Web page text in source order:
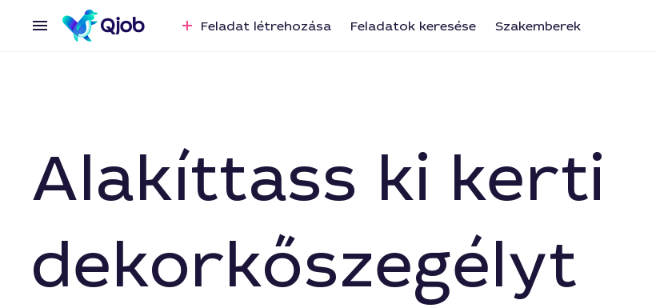
Feladat létrehozása Feladatok keresése Szakemberek
Alakíttass ki kerti
dekorkőszegélyt